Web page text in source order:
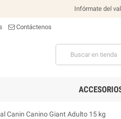
Infórmate del
Contáctenos
Canin Canino Giant Adulto 15 kg